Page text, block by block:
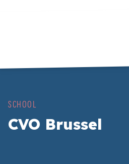
SCHOOL
CVO Brussel